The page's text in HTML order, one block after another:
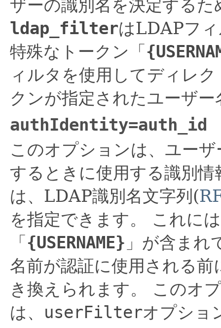
ザーの識別名を決定する
ldap_filterはLDAPフ
特殊なトークン「
ィルタを使用してディレ
クンが指定されたユーザ
authIdentity=auth_id
このオプションは、ユー
するときに使用する識別
は、LDAP識別名文字列(
を指定できます。
これに
「{USERNAME} 」が含まれ
名前が認証に使用される
き換えられます。
このオ
は、 userFilterオプショ